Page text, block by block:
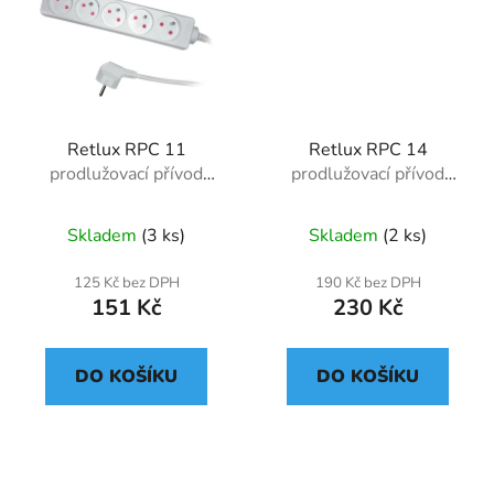
Retlux RPC 11
prodlužovací přívod
Skladem (3 ks)
125 Kč bez DPH
151 Kč
DO KOŠÍKU
Retlux RPC 14
prodlužovací přívod
Skladem (2 ks)
190 Kč bez DPH
230 Kč
DO KOŠÍKU